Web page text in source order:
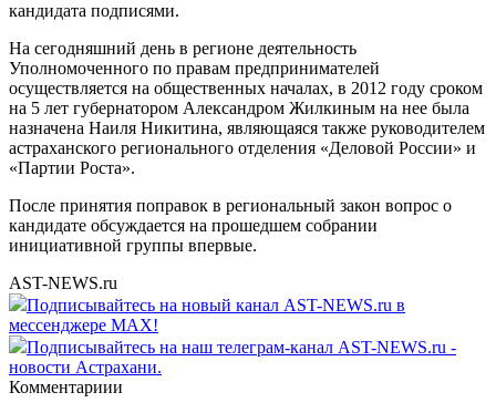
кандидата подписями.
На сегодняшний день в регионе деятельность
Уполномоченного по правам предпринимателей
осуществляется на общественных началах, в 2012 году сроком
на 5 лет губернатором Александром Жилкиным на нее была
назначена Наиля Никитина, являющаяся также руководителем
астраханского регионального отделения «Деловой России» и
«Партии Роста».
После принятия поправок в региональный закон вопрос о
кандидате обсуждается на прошедшем собрании
инициативной группы впервые.
AST-NEWS.ru
Подписывайтесь на новый канал AST-NEWS.ru в
мессенджере MAX!
Подписывайтесь на наш телеграм-канал AST-NEWS.ru -
новости Астрахани.
Комментариии